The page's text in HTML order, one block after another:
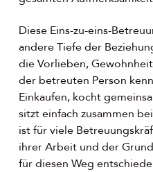
Diese Eins-zu-eins-
andere Tiefe der
die Vorlieben,
der betreuten Person
Einkaufen, kocht
sitzt einfach zusammen
ist für viele
ihrer Arbeit und der
für diesen Weg